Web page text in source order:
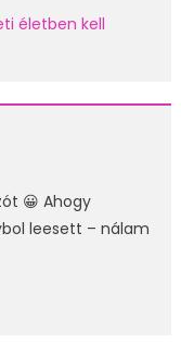
életben kell
😀 Ahogy
leesett – nálam